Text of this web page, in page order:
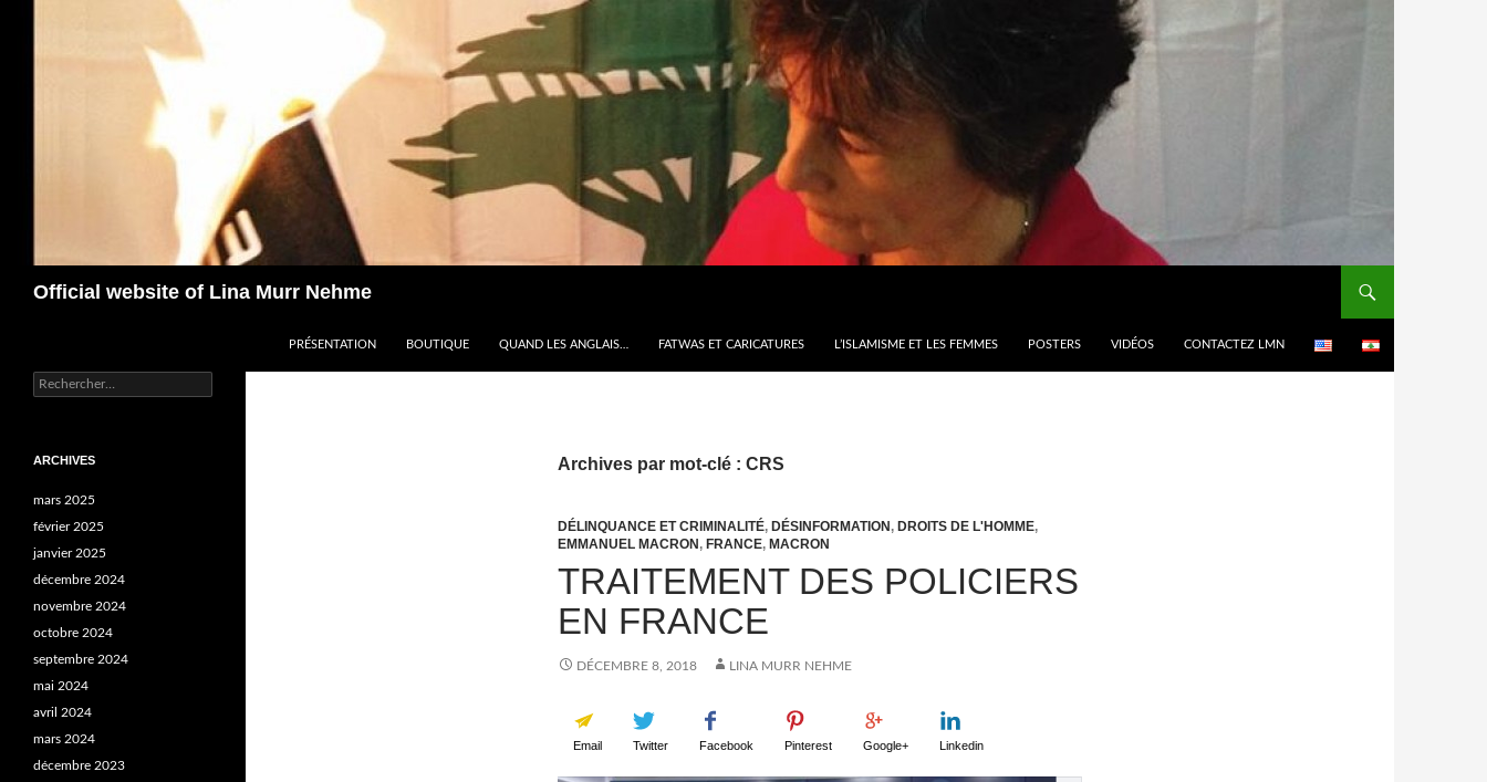
Official website of Lina Murr Nehme
PRÉSENTATION BOUTIQUE QUAND LES ANGLAIS… FATWAS ET CARICATURES L’ISLAMISME ET LES FEMMES POSTERS VIDÉOS CONTACTEZ LMN
Archives par mot-clé : CRS
DÉLINQUANCE ET CRIMINALITÉ, DÉSINFORMATION , DROITS DE L'HOMME,
EMMANUEL MACRON , FRANCE, MACRON
TRAITEMENT DES POLICIERS
EN FRANCE
DÉCEMBRE 8, 2018 LINA MURR NEHME
Email Twitter Facebook Pinterest Google+ Linkedin
Rechercher :
ARCHIVES
mars 2025
février 2025
janvier 2025
décembre 2024
novembre 2024
octobre 2024
septembre 2024
mai 2024
avril 2024
mars 2024
décembre 2023